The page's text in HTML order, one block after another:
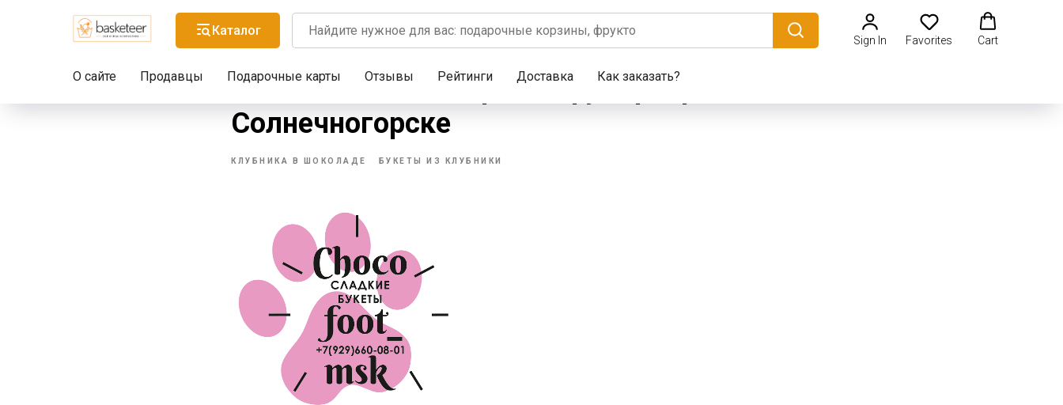
Каталог
Sign In Favorites Cart
О сайте Продавцы Подарочные карты Отзывы Рейтинги Доставка Как заказать?
Chocofoot — мастерская фуд-флористики в
Солнечногорске
КЛУБНИКА В ШОКОЛАДЕ БУКЕТЫ ИЗ КЛУБНИКИ